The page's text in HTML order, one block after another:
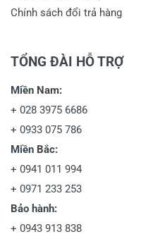
Chính sách đổi trả hàng
TỔNG ĐÀI HỖ TRỢ
Miền Nam:
+ 028 3975 6686
+ 0933 075 786
Miền Bắc:
+ 0941 011 994
+ 0971 233 253
Bảo hành:
+ 0943 913 838